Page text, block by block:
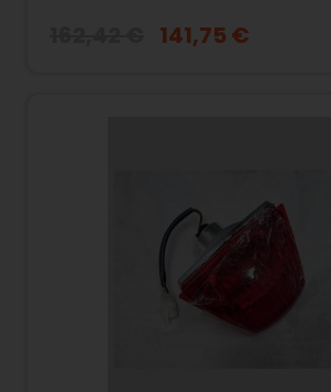
141,75 €